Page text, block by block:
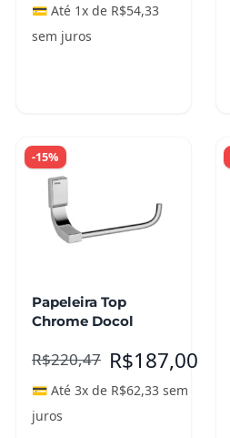
💳 Até 1x de R$54,33
sem juros
-15%
Papeleira Top
Chrome Docol
R$220,47 R$187,00
💳 Até 3x de R$62,33 sem
juros